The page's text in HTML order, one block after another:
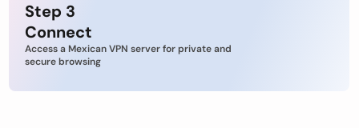
Step 3
Connect
Access a Mexican VPN server for private and
secure browsing